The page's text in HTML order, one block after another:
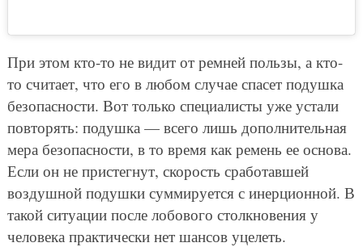
При этом кто-то не видит от ремней пользы, а кто-
то считает, что его в любом случае спасет подушка
безопасности. Вот только специалисты уже устали
повторять: подушка — всего лишь дополнительная
мера безопасности, в то время как ремень ее основа.
Если он не пристегнут, скорость сработавшей
воздушной подушки суммируется с инерционной. В
такой ситуации после лобового столкновения у
человека практически нет шансов уцелеть.